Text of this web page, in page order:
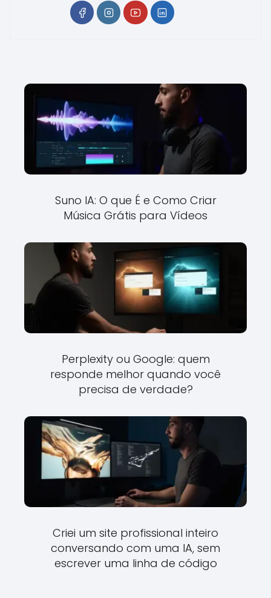
Suno IA: O que É e Como Criar
Música Grátis para Vídeos
Perplexity ou Google: quem
responde melhor quando você
precisa de verdade?
Criei um site profissional inteiro
conversando com uma IA, sem
escrever uma linha de código